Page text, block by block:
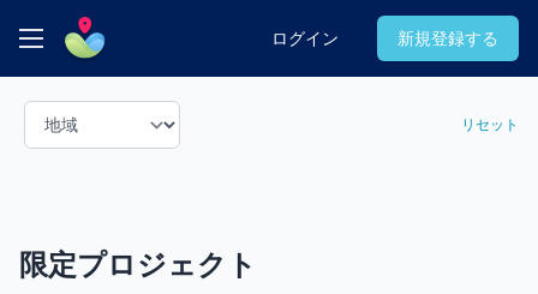
Pocket Owners (ポケット・オーナーズ)
ログイン 新規登録する
Product filters
リセット
限定プロジェクト